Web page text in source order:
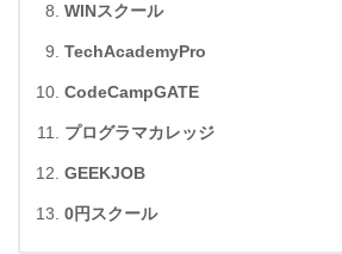
WINスクール
TechAcademyPro
CodeCampGATE
プログラマカレッジ
GEEKJOB
0円スクール